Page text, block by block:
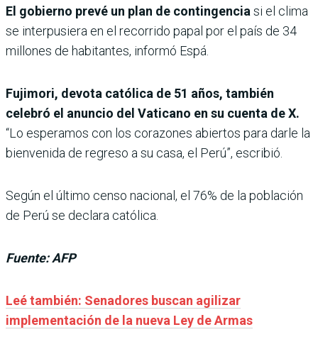
El gobierno prevé un plan de contingencia si el clima
se interpusiera en el recorrido papal por el país de 34
millones de habitantes, informó Espá.
Fujimori, devota católica de 51 años, también
celebró el anuncio del Vaticano en su cuenta de X.
“Lo esperamos con los corazones abiertos para darle la
bienvenida de regreso a su casa, el Perú”, escribió.
Según el último censo nacional, el 76% de la población
de Perú se declara católica.
Fuente: AFP
Leé también: Senadores buscan agilizar
implementación de la nueva Ley de Armas